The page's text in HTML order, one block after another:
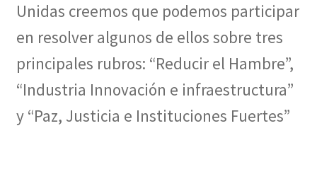
Unidas creemos que podemos participar
en resolver algunos de ellos sobre tres
principales rubros: “Reducir el Hambre”,
“Industria Innovación e infraestructura”
y “Paz, Justicia e Instituciones Fuertes”